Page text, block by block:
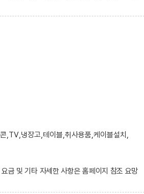
,TV,냉장고,테이블,취사용품,케이블설치,
금 및 기타 자세한 사항은 홈페이지 참조 요망